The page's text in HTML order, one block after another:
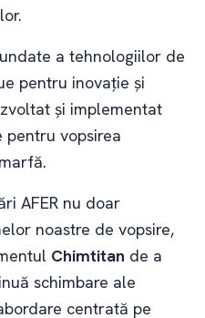
a tehnologiilor de
pentru inovație și
și implementat
vopsirea
AFER nu doar
noastre de vopsire,
Chimtitan de a
schimbare ale
centrată pe